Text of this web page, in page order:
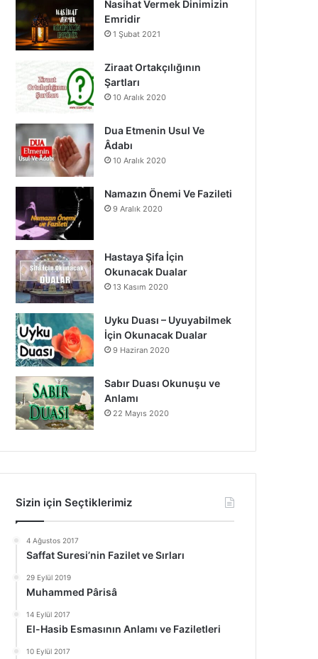
o
o
k
b
g
a
Nasihat Vermek Dinimizin
Emridir
1 Şubat 2021
Ziraat Ortakçılığının
Şartları
10 Aralık 2020
Dua Etmenin Usul Ve
Âdabı
10 Aralık 2020
Namazın Önemi Ve Fazileti
9 Aralık 2020
Hastaya Şifa İçin
Okunacak Dualar
13 Kasım 2020
Uyku Duası – Uyuyabilmek
İçin Okunacak Dualar
9 Haziran 2020
Sabır Duası Okunuşu ve
Anlamı
22 Mayıs 2020
Sizin için Seçtiklerimiz
4 Ağustos 2017
Saffat Suresi’nin Fazilet ve Sırları
29 Eylül 2019
Muhammed Pârisâ
14 Eylül 2017
El-Hasib Esmasının Anlamı ve Faziletleri
10 Eylül 2017